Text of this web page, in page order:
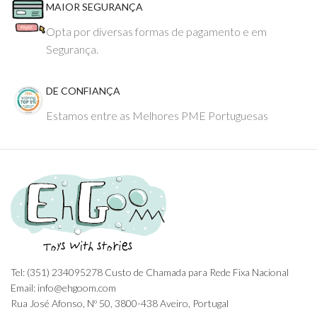
MAIOR SEGURANÇA
Opta por diversas formas de pagamento e em
Segurança.
DE CONFIANÇA
Estamos entre as Melhores PME Portuguesas
Tel: (351) 234095278 Custo de Chamada para Rede Fixa Nacional
Email: info@ehgoom.com
Rua José Afonso, Nº 50, 3800-438 Aveiro, Portugal